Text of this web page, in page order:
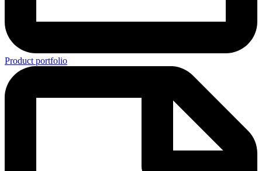
Product portfolio